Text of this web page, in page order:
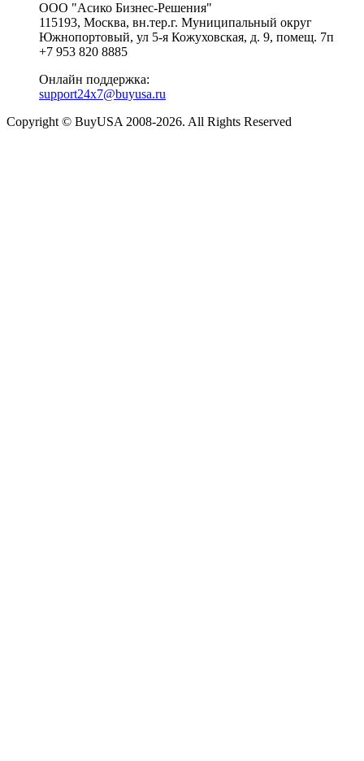
ООО "Асико Бизнес-Решения"
115193, Москва, вн.тер.г. Муниципальный округ
Южнопортовый, ул 5-я Кожуховская, д. 9, помещ. 7п
+7 953 820 8885
Онлайн поддержка:
support24x7@buyusa.ru
Copyright © BuyUSA 2008-2026. All Rights Reserved